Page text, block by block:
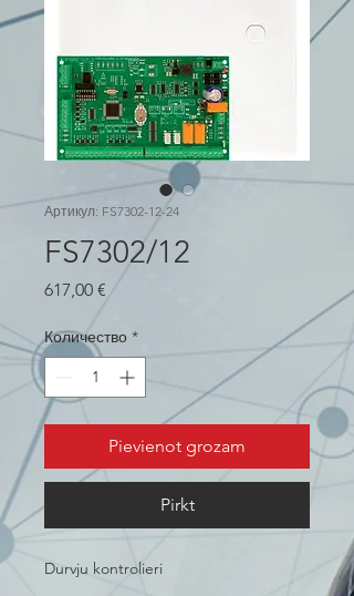
Артикул: FS7302-12-24
FS7302/12
617,00 €
Количество *
Pievienot grozam
Pirkt
Durvju kontrolieri